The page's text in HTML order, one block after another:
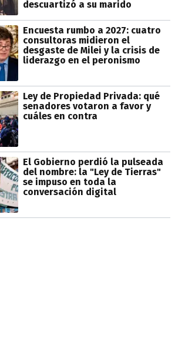
descuartizó a su marido
Encuesta rumbo a 2027: cuatro
consultoras midieron el
desgaste de Milei y la crisis de
liderazgo en el peronismo
Ley de Propiedad Privada: qué
senadores votaron a favor y
cuáles en contra
El Gobierno perdió la pulseada
del nombre: la "Ley de Tierras"
se impuso en toda la
conversación digital